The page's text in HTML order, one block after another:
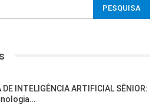
INTELIGÊNCIA ARTIFICIAL SÊNIOR: